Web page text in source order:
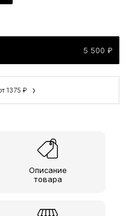
5 500 ₽
1375 ₽ ›
Описание
товара